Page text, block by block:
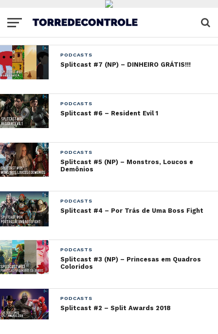
PODCASTS
Splitcast #7 (NP) – DINHEIRO GRÁTIS!!!
PODCASTS
Splitcast #6 – Resident Evil 1
PODCASTS
Splitcast #5 (NP) – Monstros, Loucos e
Demônios
PODCASTS
Splitcast #4 – Por Trás de Uma Boss Fight
PODCASTS
Splitcast #3 (NP) – Princesas em Quadros
Coloridos
PODCASTS
Splitcast #2 – Split Awards 2018